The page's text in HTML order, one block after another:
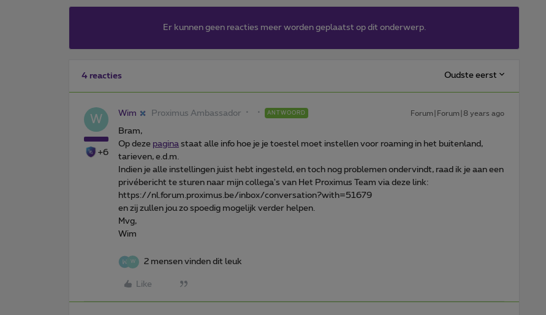
Er kunnen geen reacties meer worden geplaatst op dit onderwerp.
4 reacties Oudste eerst
W
+6
Wim Proximus Ambassador ANTWOORD Forum|Forum|8 years ago
Bram,
Op deze pagina staat alle info hoe je je toestel moet instellen voor roaming in het buitenland,
tarieven, e.d.m.
Indien je alle instellingen juist hebt ingesteld, en toch nog problemen ondervindt, raad ik je aan een
privébericht te sturen naar mijn collega's van Het Proximus Team via deze link:
https://nl.forum.proximus.be/inbox/conversation?with=51679
en zij zullen jou zo spoedig mogelijk verder helpen.
Mvg,
Wim
W 2 mensen vinden dit leuk
Like